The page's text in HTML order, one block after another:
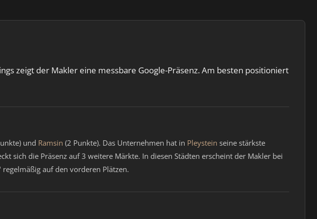
zeigt der Makler eine messbare Google-Präsenz. Am besten positioniert
und Ramsin (2 Punkte). Das Unternehmen hat in Pleystein seine stärkste
sich die Präsenz auf 3 weitere Märkte. In diesen Städten erscheint der Makler bei
auf den vorderen Plätzen.